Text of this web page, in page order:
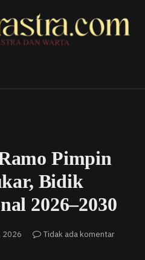
Pimpin
Bidik
2026–2030
2026
Tidak ada komentar